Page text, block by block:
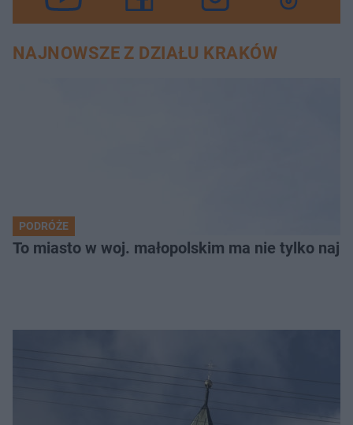
NAJNOWSZE Z DZIAŁU KRAKÓW
PODRÓŻE
To miasto w woj. małopolskim ma nie tylko